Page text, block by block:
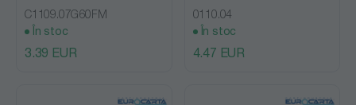
C1109.07G60FM
În stoc
3.39 EUR
0110.04
În stoc
4.47 EUR